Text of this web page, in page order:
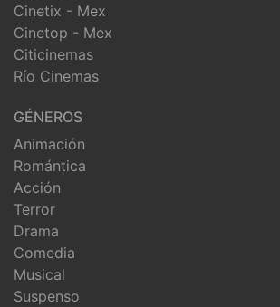
Cinetix - Mex
Cinetop - Mex
Citicinemas
Río Cinemas
GÉNEROS
Animación
Romántica
Acción
Terror
Drama
Comedia
Musical
Suspenso